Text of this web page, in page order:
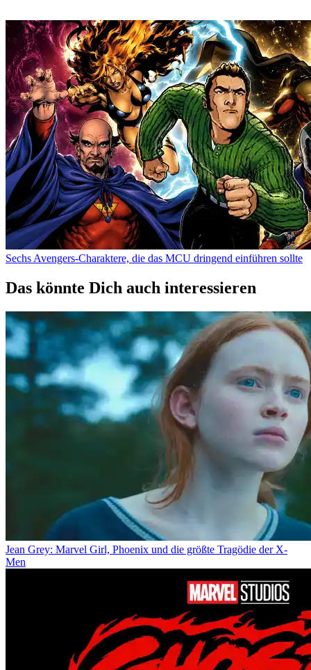
Sechs Avengers-Charaktere, die das MCU dringend einführen sollte
Das könnte Dich auch interessieren
Jean Grey: Marvel Girl, Phoenix und die größte Tragödie der X-
Men